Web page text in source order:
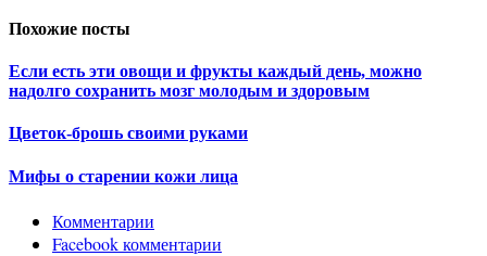
Похожие посты
Если есть эти овощи и фрукты каждый день, можно
надолго сохранить мозг молодым и здоровым
Цветок-брошь своими руками
Мифы о старении кожи лица
Комментарии
Facebook комментарии